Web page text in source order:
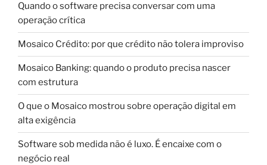
Quando o software precisa conversar com uma
operação crítica
Mosaico Crédito: por que crédito não tolera improviso
Mosaico Banking: quando o produto precisa nascer
com estrutura
O que o Mosaico mostrou sobre operação digital em
alta exigência
Software sob medida não é luxo. É encaixe com o
negócio real